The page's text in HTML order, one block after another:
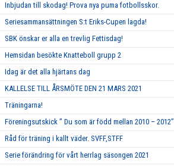
Inbjudan till skodag! Prova nya puma fotbollsskor.
Seriesammansättningen S:t Eriks-Cupen lagda!
SBK önskar er alla en trevlig Fettisdag!
Hemsidan besökte Knatteboll grupp 2
Idag är det alla hjärtans dag
KALLELSE TILL ÅRSMÖTE DEN 21 MARS 2021
Träningarna!
Föreningsutskick ” Du som är född mellan 2010 – 2012”
Råd för träning i kallt väder. SVFF,STFF
Serie förändring för vårt herrlag säsongen 2021